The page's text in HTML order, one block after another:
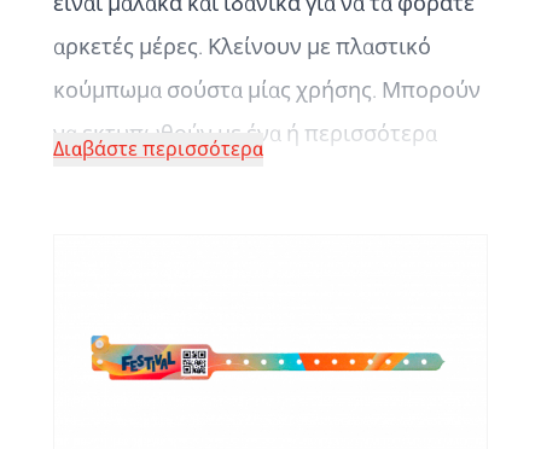
αρκετές μέρες. Κλείνουν με πλαστικό
κούμπωμα σούστα μίας χρήσης. Μπορούν
να εκτυπωθούν με ένα ή περισσότερα
Διαβάστε περισσότερα